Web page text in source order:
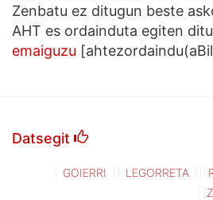
Zenbatu ez ditugun beste
AHT es ordainduta egiten
emaiguzu
Datsegit
GOIERRI LEGORRETA